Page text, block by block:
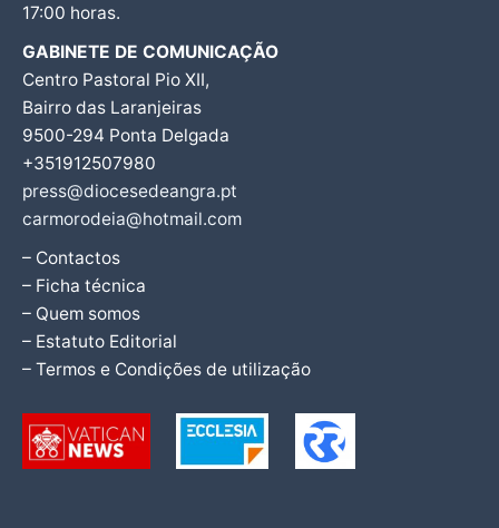
17:00 horas.
GABINETE DE COMUNICAÇÃO
Centro Pastoral Pio XII,
Bairro das Laranjeiras
9500-294 Ponta Delgada
+351912507980
press@diocesedeangra.pt
carmorodeia@hotmail.com
– Contactos
– Ficha técnica
– Quem somos
– Estatuto Editorial
– Termos e Condições de utilização